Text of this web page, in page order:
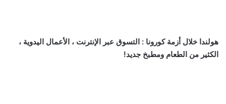
هولندا خلال أزمة كورونا : التسوق عبر الإنترنت ، الأعمال اليدوية ،
الكثير من الطعام ومطبخ جديد!